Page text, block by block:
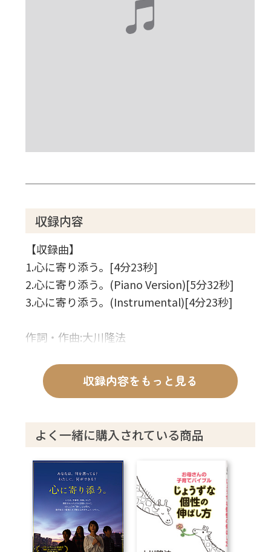
収録内容
【収録曲】
1.心に寄り添う。[4分23秒]
2.心に寄り添う。(Piano Version)[5分32秒]
3.心に寄り添う。(Instrumental)[4分23秒]
作詞・作曲:大川隆法
収録内容をもっと見る
よく一緒に購入されている商品